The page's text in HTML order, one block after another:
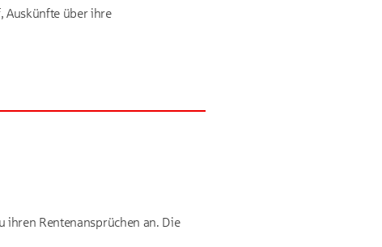
Auskünfte über ihre
ihren Rentenansprüchen an. Die